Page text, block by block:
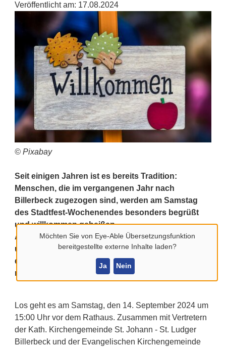
Möchten Sie von Eye-Able Übersetzungsfunktion
bereitgestellte externe Inhalte laden?
Ja Nein
Veröffentlicht am: 17.08.2024
© Pixabay
Seit einigen Jahren ist es bereits Tradition:
Menschen, die im vergangenen Jahr nach
Billerbeck zugezogen sind, werden am Samstag
des Stadtfest-Wochenendes besonders begrüßt
und willkommen geheißen.
Auch in diesem Jahr werden zwei Führungen mit
unterschiedlichen Schwerpunkten angeboten. Eine
der Stadtführungen wendet sich gezielt an Familien
mit Kindern.
Los geht es am Samstag, den 14. September 2024 um
15:00 Uhr vor dem Rathaus. Zusammen mit Vertretern
der Kath. Kirchengemeinde St. Johann - St. Ludger
Billerbeck und der Evangelischen Kirchengemeinde